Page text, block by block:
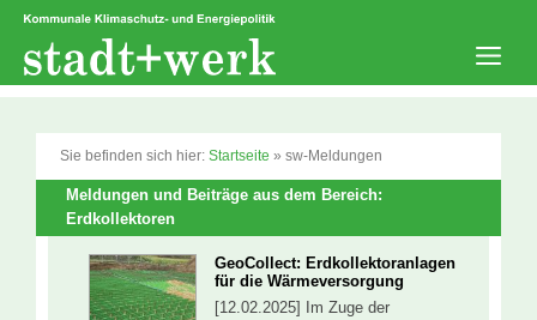
Zum
springen
Sie befinden sich hier: Startseite » sw-Meldungen
Meldungen und Beiträge aus dem Bereich:
Erdkollektoren
GeoCollect: Erdkollektoranlagen
für die Wärmeversorgung
[12.02.2025] Im Zuge der